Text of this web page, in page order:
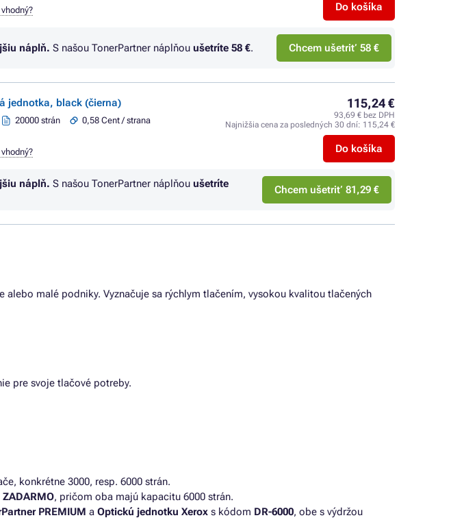
Do košíka
náplň. S našou TonerPartner náplňou ušetríte 58 €. Chcem ušetriť 58 €
jednotka, black (čierna)
20000 strán
0,58 Cent / strana
115,24 €
93,69 € bez DPH
Najnižšia cena za posledných 30 dní: 115,24 €
Do košíka
náplň. S našou TonerPartner náplňou ušetríte
Chcem ušetriť 81,29 €
malé podniky. Vyznačuje sa rýchlym tlačením, vysokou kvalitou tlačených
pre svoje tlačové potreby.
konkrétne 3000, resp. 6000 strán.
, pričom oba majú kapacitu 6000 strán.
PREMIUM a Optickú jednotku Xerox s kódom DR-6000, obe s výdržou